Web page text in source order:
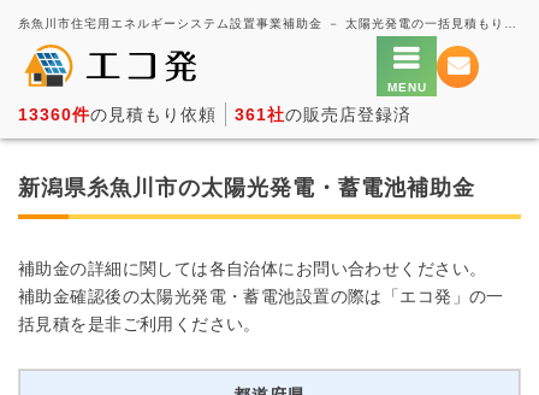
13360件の見積もり依頼 361社の販売店登録済
新潟県糸魚川市の太陽光発電・蓄電池補助金
補助金の詳細に関しては各自治体にお問い合わせください。
補助金確認後の太陽光発電・蓄電池設置の際は「エコ発」の一
括見積を是非ご利用ください。